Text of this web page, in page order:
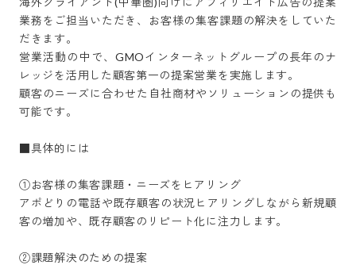
業務をご担当いただき、お客様の集客課題の解決をしていた
だきます。
営業活動の中で、GMOインターネットグループの長年のナ
レッジを活用した顧客第一の提案営業を実施します。
顧客のニーズに合わせた自社商材やソリューションの提供も
可能です。
■具体的には
①お客様の集客課題・ニーズをヒアリング
アポどりの電話や既存顧客の状況ヒアリングしながら新規顧
客の増加や、既存顧客のリピート化に注力します。
②課題解決のための提案